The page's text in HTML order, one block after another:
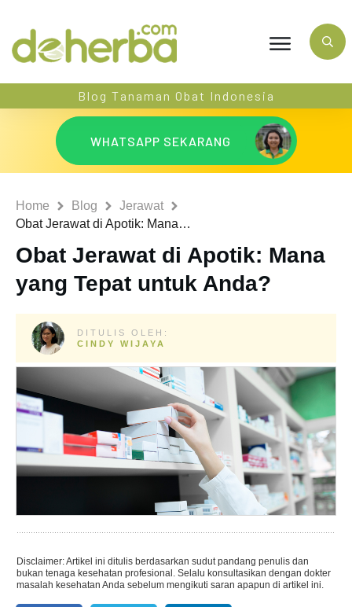
Blog Tanaman Obat Indonesia
WHATSAPP SEKARANG
Home Blog
Jerawat
Obat Jerawat di Apotik: Mana yang Tepat untuk Anda?
Obat Jerawat di Apotik: Mana
yang Tepat untuk Anda?
DITULIS OLEH:
CINDY WIJAYA
Disclaimer: Artikel ini ditulis berdasarkan sudut pandang penulis dan
bukan tenaga kesehatan profesional. Selalu konsultasikan dengan dokter
masalah kesehatan Anda sebelum mengikuti saran apapun di artikel ini.